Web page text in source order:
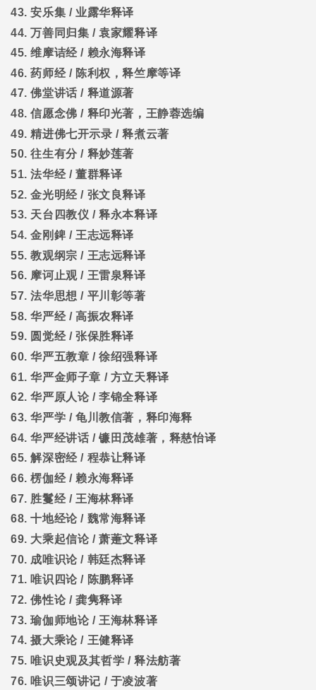
43.安乐集 /业露华释译
44.万善同归集 /袁家耀释译
45.维摩诘经/ 赖永海释译
46.药师经/ 陈利权，释竺摩等译
47.佛堂讲话 / 释道源著
48.信愿念佛 / 释印光著，王静蓉选编
49.精进佛七开示录 /释煮云著
50.往生有分 / 释妙莲著
51.法华经/董群释译
52.金光明经/ 张文良释译
53. 天台四教仪 /释永本释译
54.金刚錍 / 王志远释译
55.教观纲宗 / 王志远释译
56. 摩诃止观/ 王雷泉释译
57.法华思想 / 平川彰等著
58.华严经/高振农释译
59. 圆觉经/张保胜释译
60.华严五教章 /徐绍强释译
61.华严金师子章 / 方立天释译
62.华严原人论/李锦全释译
63.华严学 /龟川教信著，释印海释
64.华严经讲话 /镰田茂雄著，释慈怡译
65.解深密经/ 程恭让释译
66.楞伽经/ 赖永海释译
67. 胜鬘经/ 王海林释译
68.十地经论/ 魏常海释译
69. 大乘起信论/萧萐文释译
70. 成唯识论/ 韩廷杰释译
71. 唯识四论/ 陈鹏释译
72.佛性论/龚隽释译
73.瑜伽师地论/ 王海林释译
74.摄大乘论/ 王健释译
75. 唯识史观及其哲学 /释法舫著
76. 唯识三颂讲记 / 于凌波著